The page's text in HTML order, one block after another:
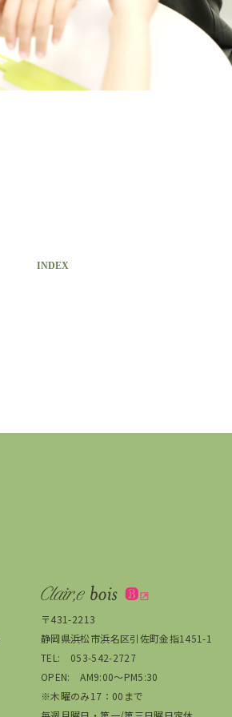
INDEX
〒431-2213
静岡県浜松市浜名区引佐町金指1451-1
TEL: 053-542-2727
OPEN: AM9:00～PM5:30
※木曜のみ17：00まで